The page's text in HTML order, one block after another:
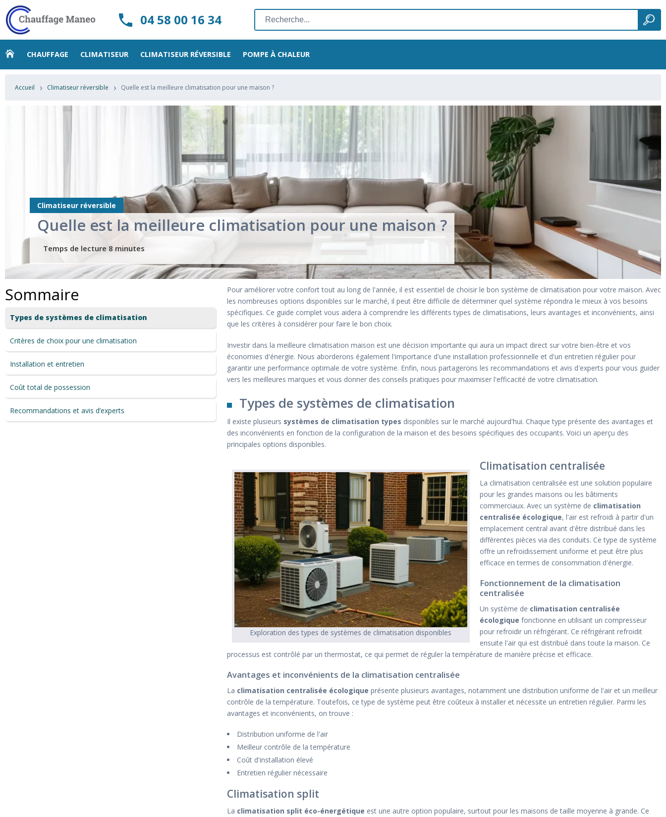
Climatiseur réversible
Quelle est la meilleure climatisation pour une maison ?
Accueil › Climatiseur réversible › Quelle est la meilleure climatisation pour une maison ?
Pour améliorer votre confort tout au long de l'année, il est essentiel de choisir le bon système de climatisation pour votre maison. Avec
les nombreuses options disponibles sur le marché, il peut être difficile de déterminer quel système répondra le mieux à vos besoins
spécifiques. Ce guide complet vous aidera à comprendre les différents types de climatisations, leurs avantages et inconvénients, ainsi
que les critères à considérer pour faire le bon choix.
Investir dans la meilleure climatisation maison est une décision importante qui aura un impact direct sur votre bien-être et vos
économies d'énergie. Nous aborderons également l'importance d'une installation professionnelle et d'un entretien régulier pour
garantir une performance optimale de votre système. Enfin, nous partagerons les recommandations et avis d'experts pour vous guider
vers les meilleures marques et vous donner des conseils pratiques pour maximiser l'efficacité de votre climatisation.
Types de systèmes de climatisation
Il existe plusieurs systèmes de climatisation types disponibles sur le marché aujourd'hui. Chaque type présente des avantages et
des inconvénients en fonction de la configuration de la maison et des besoins spécifiques des occupants. Voici un aperçu des
principales options disponibles.
Exploration des types de systèmes de climatisation disponibles
Climatisation centralisée
La climatisation centralisée est une solution populaire
pour les grandes maisons ou les bâtiments
commerciaux. Avec un système de climatisation
centralisée écologique, l'air est refroidi à partir d'un
emplacement central avant d'être distribué dans les
différentes pièces via des conduits. Ce type de système
offre un refroidissement uniforme et peut être plus
efficace en termes de consommation d'énergie.
Fonctionnement de la climatisation
centralisée
Un système de climatisation centralisée
écologique fonctionne en utilisant un compresseur
pour refroidir un réfrigérant. Ce réfrigérant refroidit
ensuite l'air qui est distribué dans toute la maison. Ce
processus est contrôlé par un thermostat, ce qui permet de réguler la température de manière précise et efficace.
Avantages et inconvénients de la climatisation centralisée
La climatisation centralisée écologique présente plusieurs avantages, notamment une distribution uniforme de l'air et un meilleur
contrôle de la température. Toutefois, ce type de système peut être coûteux à installer et nécessite un entretien régulier. Parmi les
avantages et inconvénients, on trouve :
Distribution uniforme de l'air
Meilleur contrôle de la température
Coût d'installation élevé
Entretien régulier nécessaire
Climatisation split
La climatisation split éco-énergétique est une autre option populaire, surtout pour les maisons de taille moyenne à grande. Ce
Sommaire
Types de systèmes de climatisation
Critères de choix pour une climatisation
Installation et entretien
Coût total de possession
Recommandations et avis d’experts
04 58 00 16 34
Rechercher
CHAUFFAGE CLIMATISEUR CLIMATISEUR RÉVERSIBLE POMPE À CHALEUR